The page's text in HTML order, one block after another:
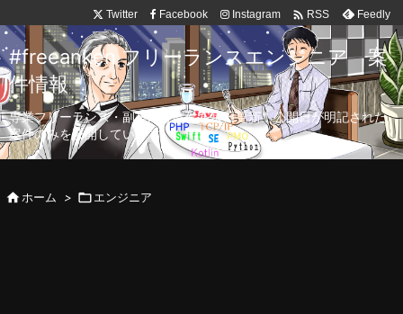
Twitter Facebook Instagram  RSS Feedly
#freeanken フリーランスエンジニア 案
件情報
専業フリーランス・副業向け案件を毎日更新！公開日が明記された
案件のみを公開しています。
ホーム > エンジニア